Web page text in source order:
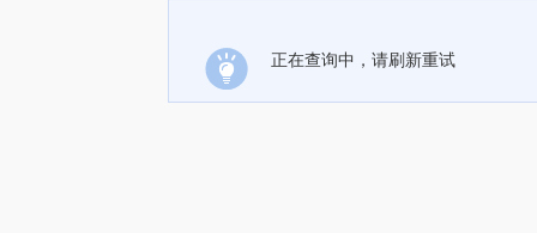
正在查询中，请刷新重试